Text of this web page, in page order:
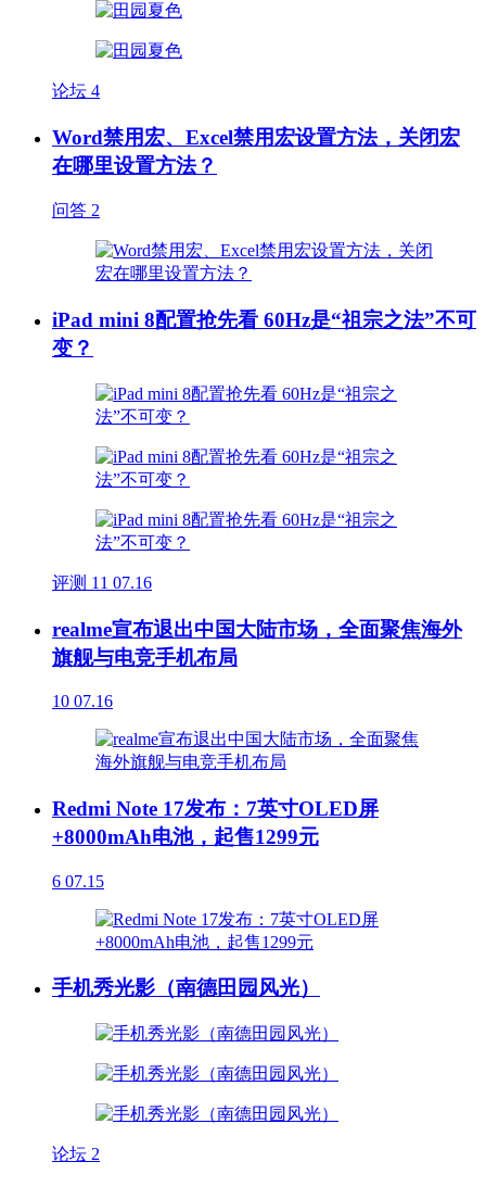
论坛 4
Word禁用宏、Excel禁用宏设置方法，关闭宏
在哪里设置方法？
问答 2
iPad mini 8配置抢先看 60Hz是“祖宗之法”不可
变？
评测 11 07.16
realme宣布退出中国大陆市场，全面聚焦海外
旗舰与电竞手机布局
10 07.16
Redmi Note 17发布：7英寸OLED屏
+8000mAh电池，起售1299元
6 07.15
手机秀光影（南德田园风光）
论坛 2